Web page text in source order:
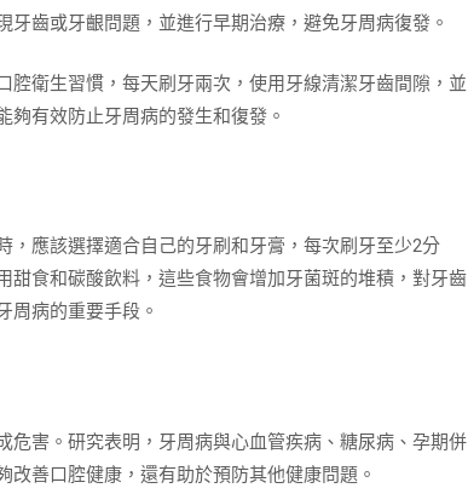
牙齒或牙齦問題，並進行早期治療，避免牙周病復發。
腔衛生習慣，每天刷牙兩次，使用牙線清潔牙齒間隙，並
有效防止牙周病的發生和復發。
應該選擇適合自己的牙刷和牙膏，每次刷牙至少2分
食和碳酸飲料，這些食物會增加牙菌斑的堆積，對牙齒
周病的重要手段。
危害。研究表明，牙周病與心血管疾病、糖尿病、孕期併
善口腔健康，還有助於預防其他健康問題。